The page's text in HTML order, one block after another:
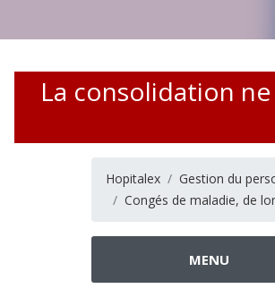
La consolidation
Hopitalex Gestion du
Congés de maladie, de
MENU